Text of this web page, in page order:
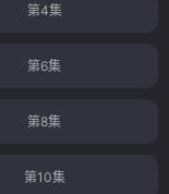
第4集
第6集
第8集
第10集